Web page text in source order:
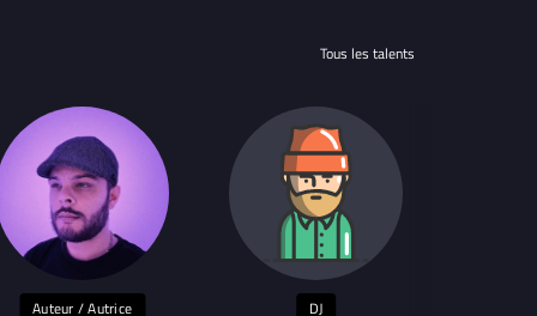
Tous les talents
Auteur / Autrice DJ